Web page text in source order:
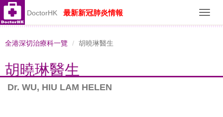
DoctorHK 最新新冠肺炎情報
全港深切治療科一覽 胡曉琳醫生
胡曉琳醫生
Dr. WU, HIU LAM HELEN